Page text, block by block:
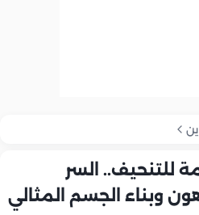
للتنحيف.. السر
وبناء الجسم المثالي